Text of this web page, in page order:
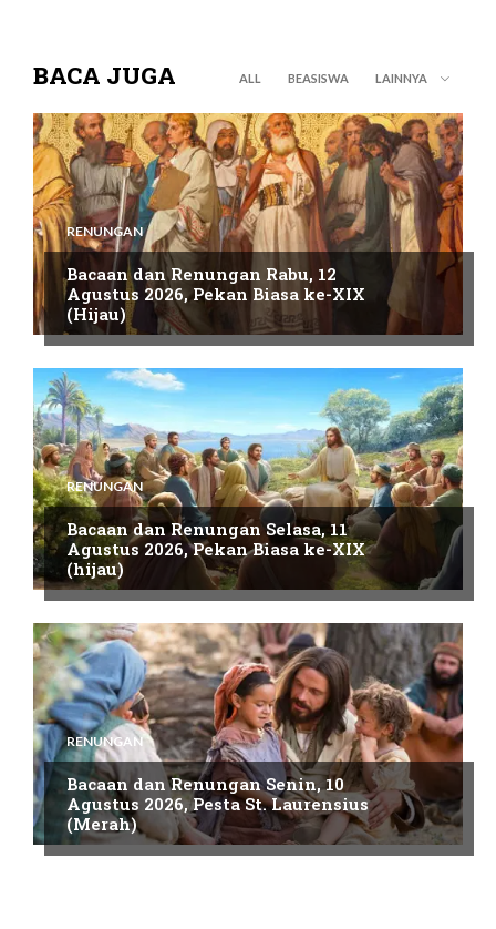
BACA JUGA ALL BEASISWA LAINNYA
RENUNGAN
Bacaan dan Renungan Rabu, 12
Agustus 2026, Pekan Biasa ke-XIX
(Hijau)
RENUNGAN
Bacaan dan Renungan Selasa, 11
Agustus 2026, Pekan Biasa ke-XIX
(hijau)
RENUNGAN
Bacaan dan Renungan Senin, 10
Agustus 2026, Pesta St. Laurensius
(Merah)